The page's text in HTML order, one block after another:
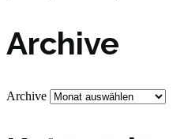
Archive
Archive